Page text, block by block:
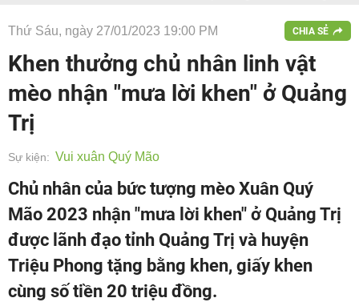
Thứ Sáu, ngày 27/01/2023 19:00 PM CHIA SẺ
Khen thưởng chủ nhân linh vật
mèo nhận "mưa lời khen" ở Quảng
Trị
Sự kiện: Vui xuân Quý Mão
Chủ nhân của bức tượng mèo Xuân Quý
Mão 2023 nhận "mưa lời khen" ở Quảng Trị
được lãnh đạo tỉnh Quảng Trị và huyện
Triệu Phong tặng bằng khen, giấy khen
cùng số tiền 20 triệu đồng.